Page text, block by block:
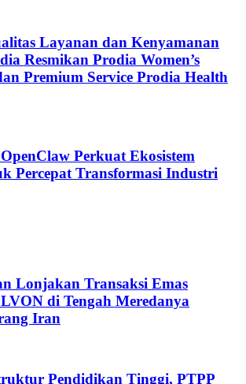
Layanan dan Kenyamanan
Resmikan Prodia Women’s
Premium Service Prodia Health
Perkuat Ekosistem
Percepat Transformasi Industri
Lonjakan Transaksi Emas
di Tengah Meredanya
Iran
Pendidikan Tinggi, PTPP